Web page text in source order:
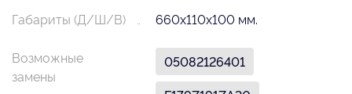
Габариты (Д/Ш/В) 660х110х100 мм.
Возможные
замены
05082126401